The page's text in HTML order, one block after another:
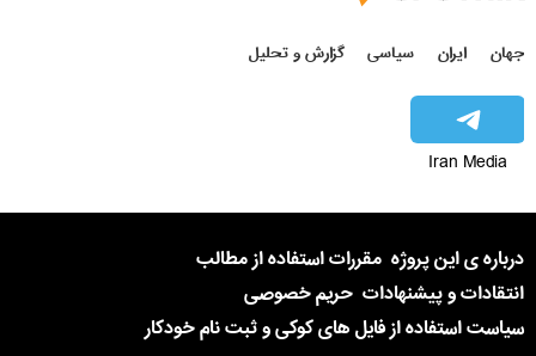
جهان ایران سیاسی گزارش و تحلیل
Iran Media
درباره ی این پروژه مقررات استفاده از مطالب
انتقادات و پیشنهادات حریم خصوصی
سیاست استفاده از فایل های کوکی و ثبت نام خودکار